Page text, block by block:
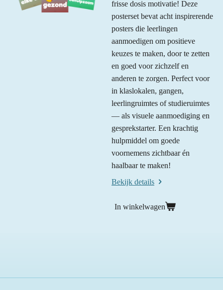
frisse dosis motivatie! Deze
posterset bevat acht inspirerende
posters die leerlingen
aanmoedigen om positieve
keuzes te maken, door te zetten
en goed voor zichzelf en
anderen te zorgen. Perfect voor
in klaslokalen, gangen,
leerlingruimtes of studieruimtes
— als visuele aanmoediging en
gesprekstarter. Een krachtig
hulpmiddel om goede
voornemens zichtbaar én
haalbaar te maken!
Bekijk details
In winkelwagen